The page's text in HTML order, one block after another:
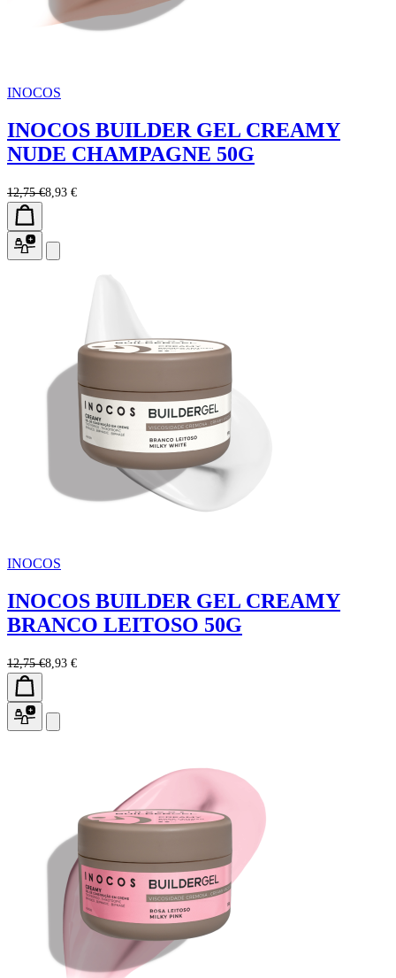
INOCOS
INOCOS BUILDER GEL CREAMY
NUDE CHAMPAGNE 50G
12,75 €8,93 €
INOCOS
INOCOS BUILDER GEL CREAMY
BRANCO LEITOSO 50G
12,75 €8,93 €